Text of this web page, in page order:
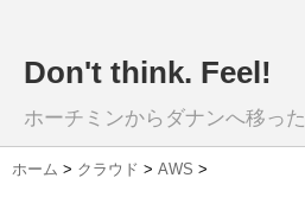
Don't think. Feel!
ホーチミンからダナンへ移っ
ホーム > クラウド > AWS >